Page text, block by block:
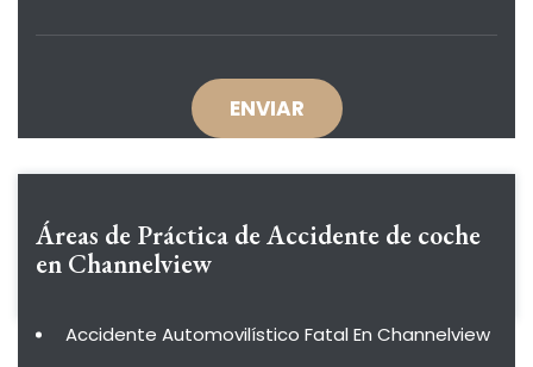
Áreas de Práctica deAccidente de coche
en Channelview
Accidente Automovilístico Fatal En Channelview